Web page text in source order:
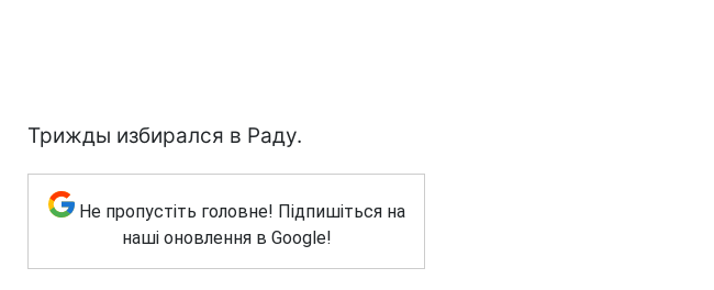
Трижды избирался в Раду.
Не пропустіть головне! Підпишіться на
наші оновлення в Google!